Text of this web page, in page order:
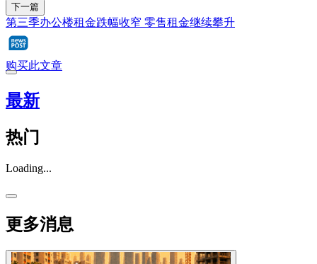
下一篇
第三季办公楼租金跌幅收窄 零售租金继续攀升
购买此文章
最新
热门
Loading...
更多消息